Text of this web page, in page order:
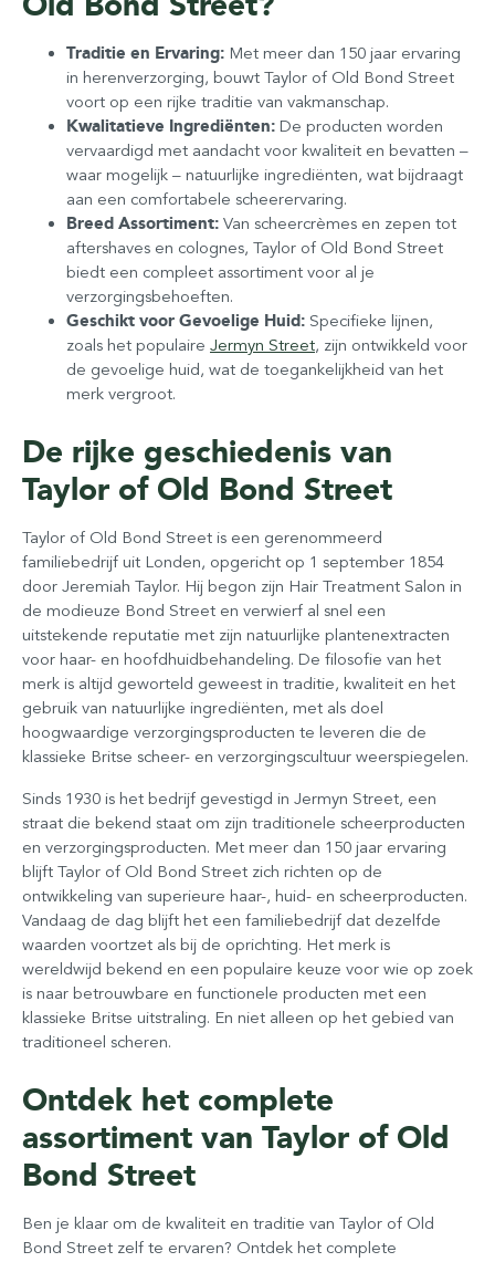
Traditie en Ervaring: Met meer dan 150 jaar ervaring
in herenverzorging, bouwt Taylor of Old Bond Street
voort op een rijke traditie van vakmanschap.
Kwalitatieve Ingrediënten: De producten worden
vervaardigd met aandacht voor kwaliteit en bevatten –
waar mogelijk – natuurlijke ingrediënten, wat bijdraagt
aan een comfortabele scheerervaring.
Breed Assortiment: Van scheercrèmes en zepen tot
aftershaves en colognes, Taylor of Old Bond Street
biedt een compleet assortiment voor al je
verzorgingsbehoeften.
Geschikt voor Gevoelige Huid: Specifieke lijnen,
zoals het populaire Jermyn Street, zijn ontwikkeld voor
de gevoelige huid, wat de toegankelijkheid van het
merk vergroot.
De rijke geschiedenis van
Taylor of Old Bond Street
Taylor of Old Bond Street is een gerenommeerd
familiebedrijf uit Londen, opgericht op 1 september 1854
door Jeremiah Taylor. Hij begon zijn Hair Treatment Salon in
de modieuze Bond Street en verwierf al snel een
uitstekende reputatie met zijn natuurlijke plantenextracten
voor haar- en hoofdhuidbehandeling. De filosofie van het
merk is altijd geworteld geweest in traditie, kwaliteit en het
gebruik van natuurlijke ingrediënten, met als doel
hoogwaardige verzorgingsproducten te leveren die de
klassieke Britse scheer- en verzorgingscultuur weerspiegelen.
Sinds 1930 is het bedrijf gevestigd in Jermyn Street, een
straat die bekend staat om zijn traditionele scheerproducten
en verzorgingsproducten. Met meer dan 150 jaar ervaring
blijft Taylor of Old Bond Street zich richten op de
ontwikkeling van superieure haar-, huid- en scheerproducten.
Vandaag de dag blijft het een familiebedrijf dat dezelfde
waarden voortzet als bij de oprichting. Het merk is
wereldwijd bekend en een populaire keuze voor wie op zoek
is naar betrouwbare en functionele producten met een
klassieke Britse uitstraling. En niet alleen op het gebied van
traditioneel scheren.
Ontdek het complete
assortiment van Taylor of Old
Bond Street
Ben je klaar om de kwaliteit en traditie van Taylor of Old
Bond Street zelf te ervaren? Ontdek het complete